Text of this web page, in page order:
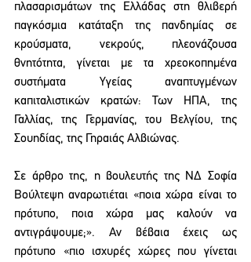
πλασαρισμάτων της Ελλάδας στη θλιβερή
παγκόσμια κατάταξη της πανδημίας σε
κρούσματα, νεκρούς, πλεονάζουσα
θνητότητα, γίνεται με τα χρεοκοπημένα
συστήματα Υγείας αναπτυγμένων
καπιταλιστικών κρατών: Των ΗΠΑ, της
Γαλλίας, της Γερμανίας, του Βελγίου, της
Σουηδίας, της Γηραιάς Αλβιώνας.
Σε άρθρο της, η βουλευτής της ΝΔ Σοφία
Βούλτεψη αναρωτιέται «ποια χώρα είναι το
πρότυπο, ποια χώρα μας καλούν να
αντιγράψουμε;». Αν βέβαια έχεις ως
πρότυπο «πιο ισχυρές χώρες που γίνεται